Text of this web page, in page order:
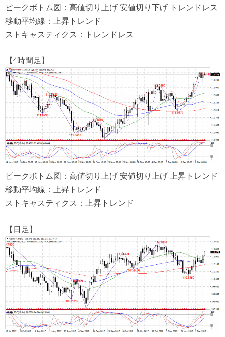
ピークボトム図：高値切り上げ 安値切り下げ トレンドレス
移動平均線：上昇トレンド
ストキャスティクス：トレンドレス
【4時間足】
ピークボトム図：高値切り上げ 安値切り上げ 上昇トレンド
移動平均線：上昇トレンド
ストキャスティクス：上昇トレンド
【日足】